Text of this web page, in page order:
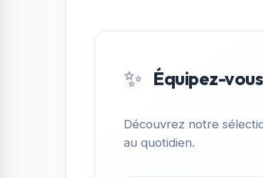
✨ Équipez-
Découvrez notre
au quotidien.